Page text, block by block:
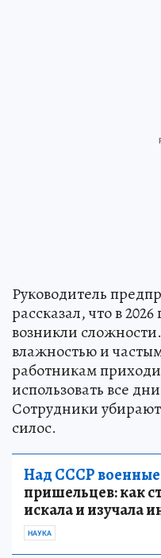
Руководитель
рассказал, что в
возникли
влажностью и
работникам
использовать все
Сотрудники
силос.
Над СССР военные
пришельцев: как
искала и изучала
НАУКА